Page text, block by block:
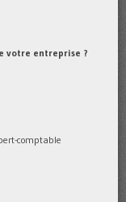
votre entreprise ?
comptable